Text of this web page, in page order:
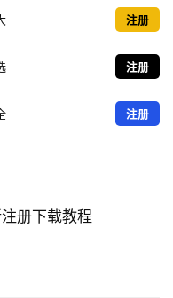
注册
注册
注册
册下载教程